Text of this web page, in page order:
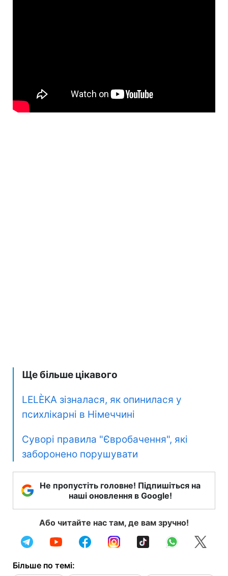
Ще більше цікавого
LELÈKA зізналася, як опинилася у
психлікарні в Німеччині
Суворі правила "Євробачення", які
заборонено порушувати
Не пропустіть головне! Підпишіться на
наші оновлення в Google!
Або читайте нас там, де вам зручно!
Більше по темі: